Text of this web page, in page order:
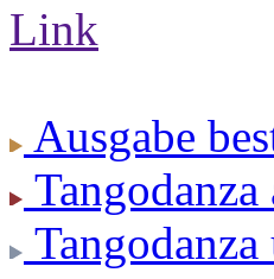
Ausgabe
Tangodanza
Tangodanza